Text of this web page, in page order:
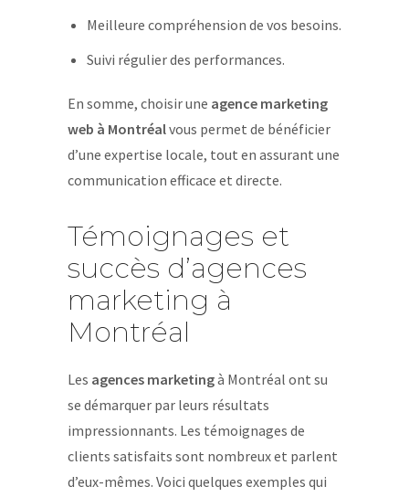
Meilleure compréhension de vos besoins.
Suivi régulier des performances.
En somme, choisir une agence marketing
web à Montréalvous permet de bénéficier
d’une expertise locale, tout en assurant une
communication efficace et directe.
Témoignages et
succès d’agences
marketing à
Montréal
Les agences marketingà Montréal ont su
se démarquer par leurs résultats
impressionnants. Les témoignages de
clients satisfaits sont nombreux et parlent
d’eux-mêmes. Voici quelques exemples qui